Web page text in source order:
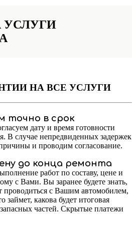
УСЛУГИ
НА ВСЕ УСЛУГИ
точно в срок
дату и время готовности
В случае непредвиденных задержек
и проводим согласование.
до конца ремонта
работ по составу, цене и
с Вами. Вы заранее будете знать,
проводиться с Вашим автомобилем,
займет, какова будет итоговая
частей. Скрытые платежи